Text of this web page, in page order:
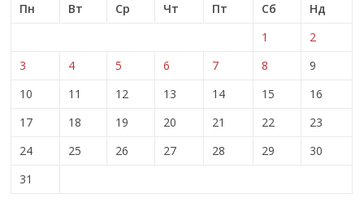
Пн
Вт Ср Чт Пт Сб
Нд
1
2
3
4 5 6 7 8
9
10
11 12 13 14 15
16
17
18 19 20 21 22
23
24
25 26 27 28 29
30
31